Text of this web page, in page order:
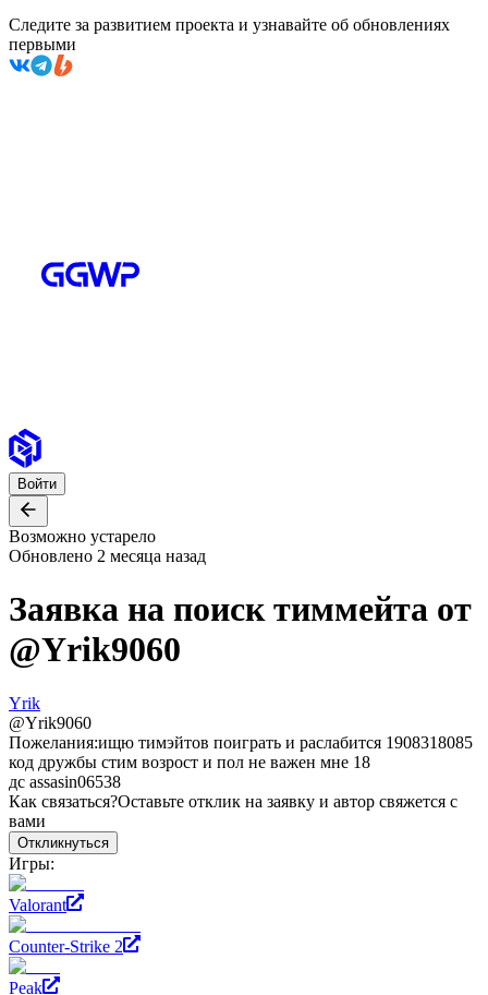
Следите за развитием проекта и узнавайте об обновлениях
первыми
Войти
Возможно устарело
Обновлено 2 месяца назад
Заявка на поиск тиммейта от
@Yrik9060
Yrik
@Yrik9060
Пожелания:ищю тимэйтов поиграть и раслабится 1908318085
код дружбы стим возрост и пол не важен мне 18
дс assasin06538
Как связаться?Оставьте отклик на заявку и автор свяжется с
вами
Откликнуться
Игры:
Valorant
Counter-Strike 2
Peak